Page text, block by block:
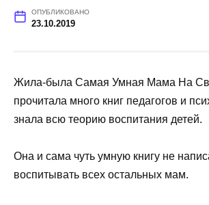
ОПУБЛИКОВАНО
23.10.2019
Жила-была Самая Умная Мама На
прочитала много книг педагогов и
знала всю теорию воспитания детей.
Она и сама чуть умную книгу не
воспитывать всех остальных мам.